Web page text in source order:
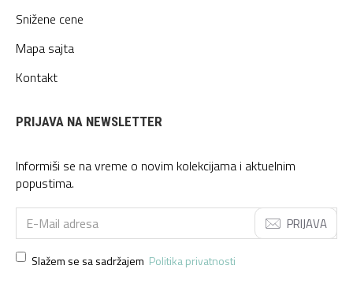
Snižene cene
Mapa sajta
Kontakt
PRIJAVA NA NEWSLETTER
Informiši se na vreme o novim kolekcijama i aktuelnim
popustima.
PRIJAVA
Slažem se sa sadržajem Politika privatnosti